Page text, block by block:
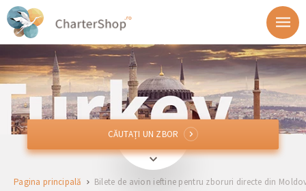
Din
AYT Antalya, Turcia
CĂUTAȚI UN ZBOR
CĂUTAȚI UN ZBOR
Pagina principală Bilete de avion ieftine pentru zboruri directe din